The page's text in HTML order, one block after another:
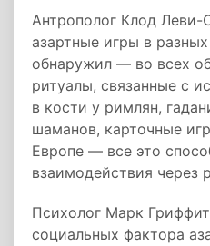
Антрополог Клод Леви-
азартные игры в
обнаружил — во всех
ритуалы, связанные с
в кости у римлян,
шаманов, карточные
Европе — все это
взаимодействия через
Психолог Марк
социальных фактора